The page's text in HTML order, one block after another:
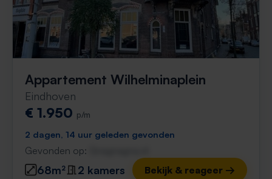
Appartement Wilhelminaplein
Eindhoven
€ 1.950 p/m
2 dagen, 14 uur geleden gevonden
Gevonden op:
68m² 2 kamers Bekijk & reageer →